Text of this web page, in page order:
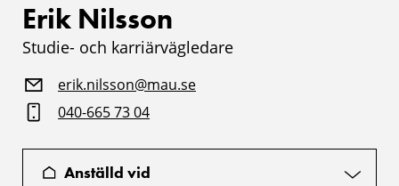
Erik Nilsson
Studie- och karriärvägledare
erik.nilsson@mau.se
040-665 73 04
Anställd vid